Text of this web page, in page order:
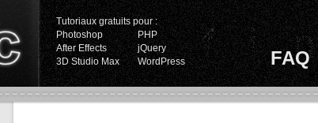
Tutoriaux gratuits pour :
Photoshop
PHP
After Effects
jQuery
3D Studio Max
WordPress FAQ